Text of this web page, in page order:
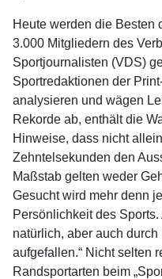
Heute werden die Besten
3.000 Mitgliedern des
Sportjournalisten (VDS)
Sportredaktionen der
analysieren und wägen
Rekorde ab, enthält die
Hinweise, dass nicht
Zehntelsekunden den
Maßstab gelten weder
Gesucht wird mehr denn
Persönlichkeit des
natürlich, aber auch
aufgefallen.“ Nicht selten
Randsportarten beim